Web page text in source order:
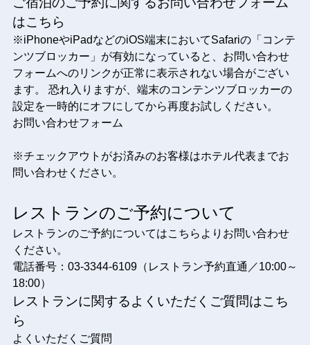
はこちら
※iPhoneやiPadなどのiOS端末においてSafariの「コンテ
ンツブロッカー」が有効になっていると、お問い合わせ
フォームへのリンクが正常に表示されない場合がござい
ます。 恐れ入りますが、端末のコンテンツブロッカーの
設定を一時的にオフにしてから再度お試しください。
お問い合わせフォーム
※チェックアウトがお済みのお客様はホテル代表 までお
問い合わせください。
レストランのご予約について
レストランのご予約についてはこちらよりお問い合わせ
ください。
電話番号：03-3344-6109（レストラン予約直通／10:00～
18:00）
レストランに関するよくいただくご質問はこち
ら
よくいただくご質問